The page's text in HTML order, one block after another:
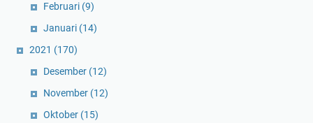
Februari (9)
Januari (14)
2021 (170)
Desember (12)
November (12)
Oktober (15)